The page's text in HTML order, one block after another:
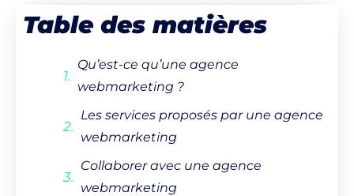
Table des matières
Qu’est-ce qu’une agence
webmarketing ?
Les services proposés par une agence
webmarketing
Collaborer avec une agence
webmarketing